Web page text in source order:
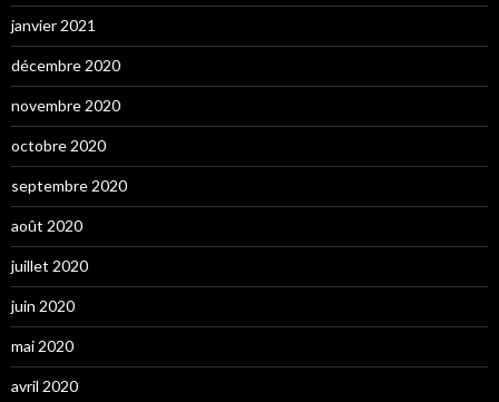
janvier 2021
décembre 2020
novembre 2020
octobre 2020
septembre 2020
août 2020
juillet 2020
juin 2020
mai 2020
avril 2020